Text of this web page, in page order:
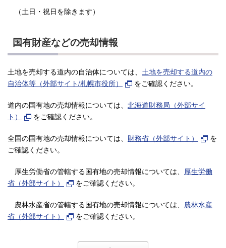
（土日・祝日を除きます）
国有財産などの売却情報
土地を売却する道内の自治体については、 土地を売却する道内の
自治体等（外部サイト/札幌市役所）
をご確認ください。
道内の国有地の売却情報については、 北海道財務局（外部サイ
ト）
をご確認ください。
全国の国有地の売却情報については、 財務省（外部サイト）
を
ご確認ください。
厚生労働省の管轄する国有地の売却情報については、 厚生労働
省（外部サイト）
をご確認ください。
農林水産省の管轄する国有地の売却情報については、 農林水産
省（外部サイト）
をご確認ください。